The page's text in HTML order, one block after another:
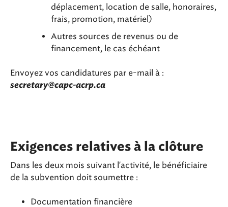
déplacement, location de salle, honoraires,
frais, promotion, matériel)
Autres sources de revenus ou de
financement, le cas échéant
Envoyez vos candidatures par e-mail à :
secretary@capc-acrp.ca
Exigences relatives à la clôture
Dans les deux mois suivant l'activité, le bénéficiaire
de la subvention doit soumettre :
Documentation financière